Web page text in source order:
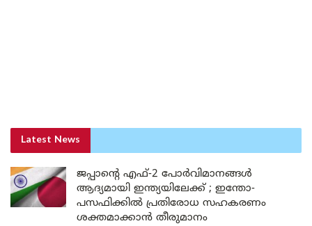
Latest News
ജപ്പാന്റെ എഫ്-2 പോർവിമാനങ്ങൾ
ആദ്യമായി ഇന്ത്യയിലേക്ക് ; ഇന്തോ-
പസഫിക്കിൽ പ്രതിരോധ സഹകരണം
ശക്തമാക്കാൻ തീരുമാനം